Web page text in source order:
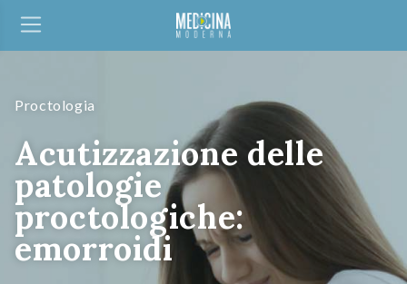
Proctologia
Acutizzazione delle
patologie
proctologiche:
emorroidi